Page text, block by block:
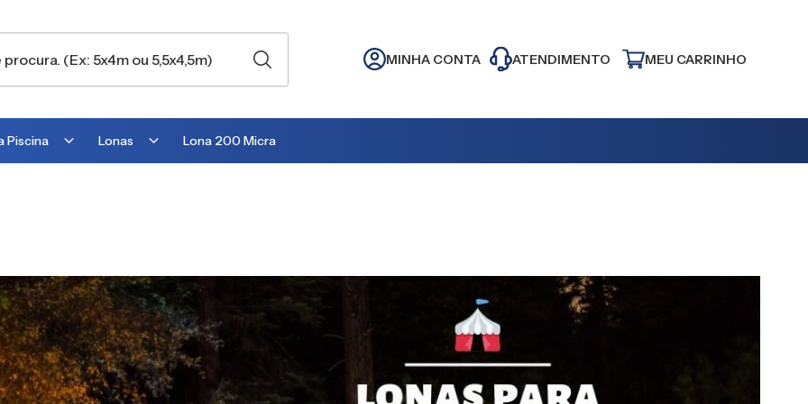
MINHA CONTA ATENDIMENTO MEU CARRINHO
Piscina Lonas
Lona para Barraca
Lona para Camping
Lona para Estufa
Lona 200 Micra